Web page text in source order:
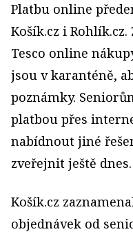
Platbu online
Košík.cz i
Tesco online
jsou v karanténě,
poznámky.
platbou přes
nabídnout jiné
zveřejnit ještě dnes.
Košík.cz
objednávek od